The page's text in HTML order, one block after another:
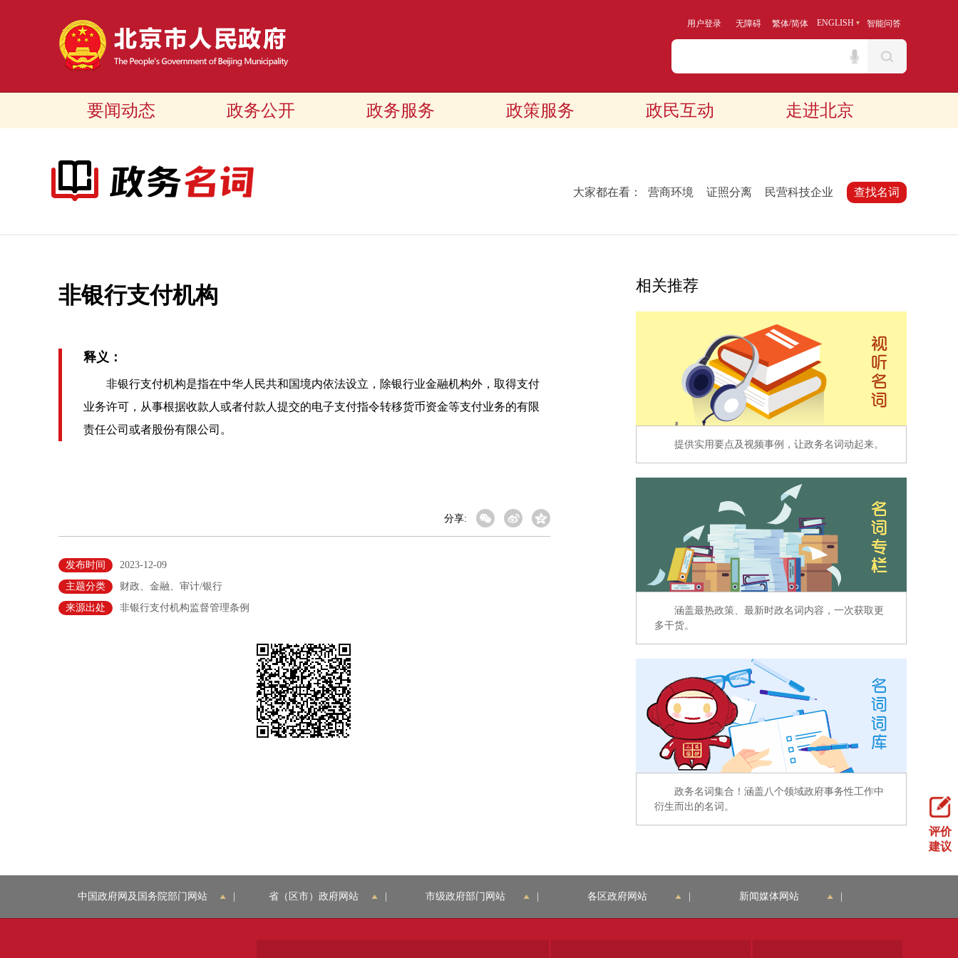
用户登录 无障碍 繁体/简体 ENGLISH 智能问答
要闻动态 政务公开 政务服务 政策服务 政民互动 走进北京
大家都在看： 营商环境 证照分离 民营科技企业 查找名词
非银行支付机构
释义：
非银行支付机构是指在中华人民共和国境内依法设立，除银行业金融机构外，取得支付
业务许可，从事根据收款人或者付款人提交的电子支付指令转移货币资金等支付业务的有限
责任公司或者股份有限公司。
分享:
发布时间
2023-12-09
主题分类
财政、金融、审计/银行
来源出处
非银行支付机构监督管理条例
相关推荐
提供实用要点及视频事例，让政务名词动起来。
涵盖最热政策、最新时政名词内容，一次获取更
多干货。
政务名词集合！涵盖八个领域政府事务性工作中
衍生而出的名词。
评价
建议
中国政府网及国务院部门网站 省（区市）政府网站 市级政府部门网站 各区政府网站 新闻媒体网站